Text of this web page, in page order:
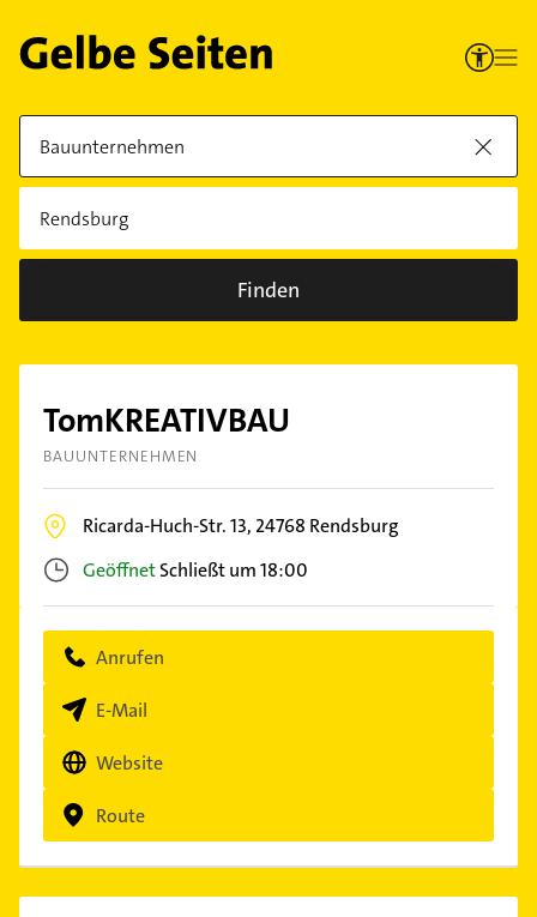
Finden
TomKREATIVBAU
BAUUNTERNEHMEN
Ricarda-Huch-Str. 13, 24768 Rendsburg
GeöffnetSchließt um 18:00
Anrufen
E-Mail
Website
Route